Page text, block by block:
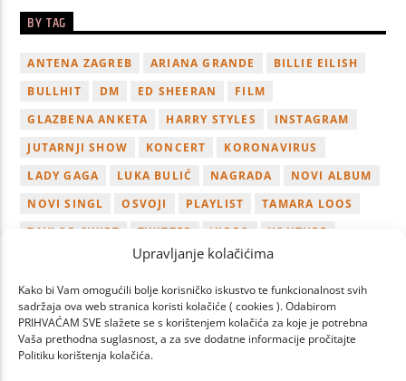
Upravljanje kolačićima
Kako bi Vam omogućili bolje korisničko iskustvo te funkcionalnost svih
sadržaja ova web stranica koristi kolačiće ( cookies ). Odabirom
PRIHVAĆAM SVE slažete se s korištenjem kolačića za koje je potrebna
Vaša prethodna suglasnost, a za sve dodatne informacije pročitajte
Politiku korištenja kolačića.
BY TAG
ANTENA ZAGREB ARIANA GRANDE
BILLIE EILISH
BULLHIT
DM ED SHEERAN
FILM
GLAZBENA ANKETA
HARRY STYLES
INSTAGRAM
JUTARNJI SHOW
KONCERT
KORONAVIRUS
LADY GAGA
LUKA BULIĆ NAGRADA
NOVI ALBUM
NOVI SINGL
OSVOJI PLAYLIST
TAMARA LOOS
TAYLOR SWIFT
TWITTER VIDEO
YOUTUBE